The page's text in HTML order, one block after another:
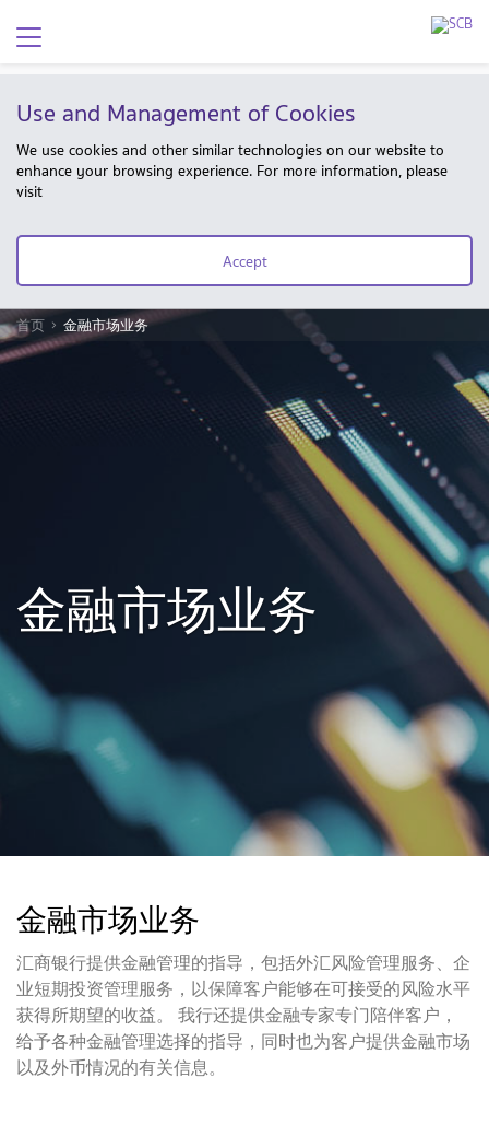
Use and Management of Cookies
We use cookies and other similar technologies on our website to
enhance your browsing experience. For more information, please
visit
Accept
首页 金融市场业务
金融市场业务
金融市场业务
汇商银行提供金融管理的指导，包括外汇风险管理服务、企
业短期投资管理服务，以保障客户能够在可接受的风险水平
获得所期望的收益。 我行还提供金融专家专门陪伴客户，
给予各种金融管理选择的指导，同时也为客户提供金融市场
以及外币情况的有关信息。